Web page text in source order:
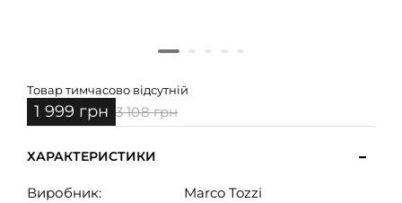
Товар тимчасово відсутній
1 999 грн 3 108 грн
ХАРАКТЕРИСТИКИ
Виробник:
Marco Tozzi